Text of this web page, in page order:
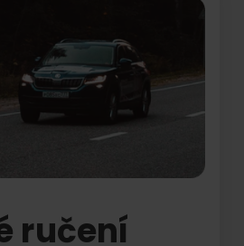
ručení